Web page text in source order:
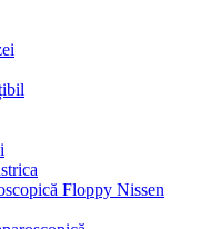
Floppy Nissen